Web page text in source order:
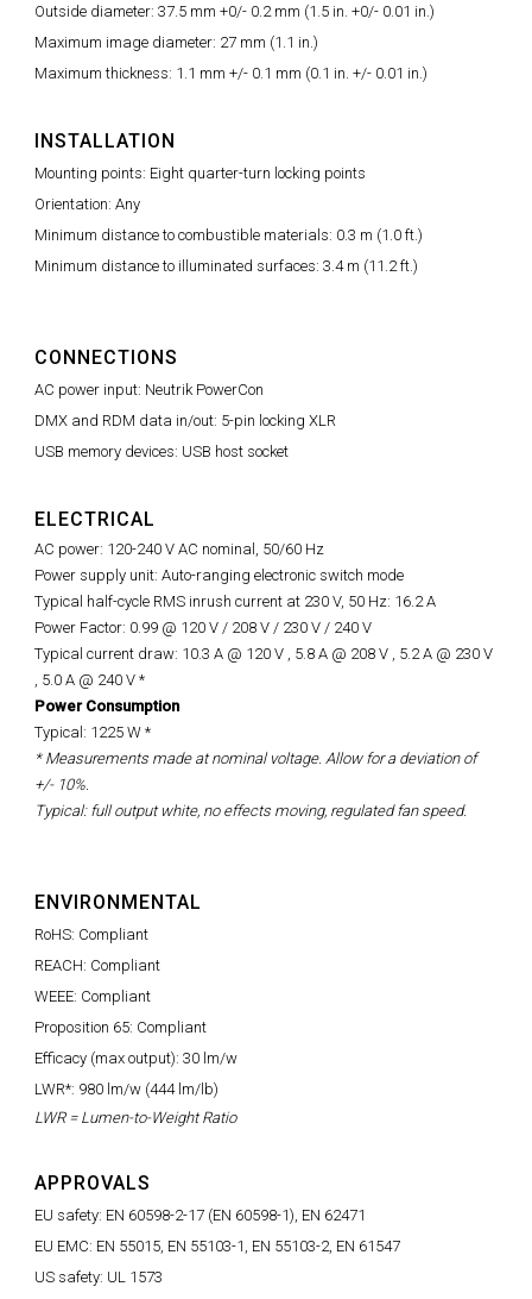
Outside diameter: 37.5 mm +0/- 0.2 mm (1.5 in. +0/- 0.01 in.)
Maximum image diameter: 27 mm (1.1 in.)
Maximum thickness: 1.1 mm +/- 0.1 mm (0.1 in. +/- 0.01 in.)
INSTALLATION
Mounting points: Eight quarter-turn locking points
Orientation: Any
Minimum distance to combustible materials: 0.3 m (1.0 ft.)
Minimum distance to illuminated surfaces: 3.4 m (11.2 ft.)
CONNECTIONS
AC power input: Neutrik PowerCon
DMX and RDM data in/out: 5-pin locking XLR
USB memory devices: USB host socket
ELECTRICAL
AC power: 120-240 V AC nominal, 50/60 Hz
Power supply unit: Auto-ranging electronic switch mode
Typical half-cycle RMS inrush current at 230 V, 50 Hz: 16.2 A
Power Factor: 0.99 @ 120 V / 208 V / 230 V / 240 V
Typical current draw: 10.3 A @ 120 V , 5.8 A @ 208 V , 5.2 A @ 230 V
, 5.0 A @ 240 V *
Power Consumption
Typical: 1225 W *
* Measurements made at nominal voltage. Allow for a deviation of
+/- 10%.
Typical: full output white, no effects moving, regulated fan speed.
ENVIRONMENTAL
RoHS: Compliant
REACH: Compliant
WEEE: Compliant
Proposition 65: Compliant
Efficacy (max output): 30 lm/w
LWR*: 980 lm/w (444 lm/lb)
LWR = Lumen-to-Weight Ratio
APPROVALS
EU safety: EN 60598-2-17 (EN 60598-1), EN 62471
EU EMC: EN 55015, EN 55103-1, EN 55103-2, EN 61547
US safety: UL 1573